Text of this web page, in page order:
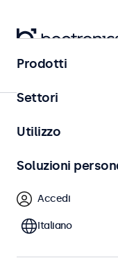
Home
Monitor video
Monitor RCA
continuativo. Questi
configurazione e
loro di integrarsi
Prodotti
Settori
Utilizzo
Soluzioni
Accedi
Italiano